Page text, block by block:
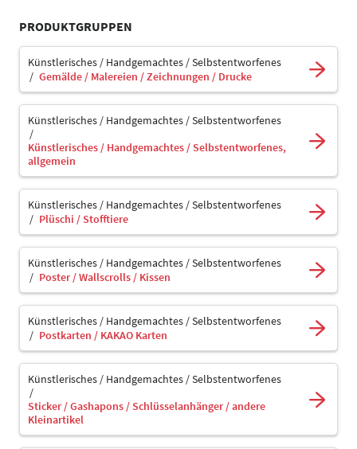
PRODUKTGRUPPEN
Künstlerisches / Handgemachtes / Selbstentworfenes
Gemälde / Malereien / Zeichnungen / Drucke
Künstlerisches / Handgemachtes / Selbstentworfenes
Künstlerisches / Handgemachtes / Selbstentworfenes,
allgemein
Künstlerisches / Handgemachtes / Selbstentworfenes
Plüschi / Stofftiere
Künstlerisches / Handgemachtes / Selbstentworfenes
Poster / Wallscrolls / Kissen
Künstlerisches / Handgemachtes / Selbstentworfenes
Postkarten / KAKAO Karten
Künstlerisches / Handgemachtes / Selbstentworfenes
Sticker / Gashapons / Schlüsselanhänger / andere
Kleinartikel